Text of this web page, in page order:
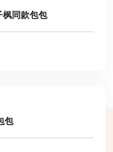
枫同款包包
包